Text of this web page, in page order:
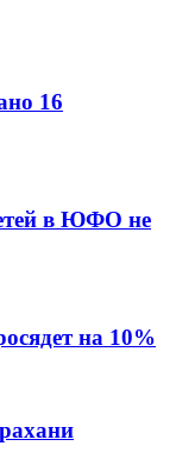
16
в ЮФО не
на 10%